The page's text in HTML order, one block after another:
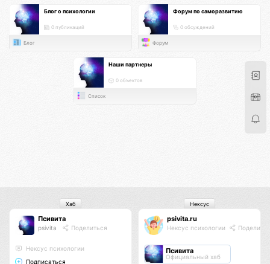
Блог о психологии
0 публикаций
Блог
Форум по саморазвитию
0 обсуждений
Форум
Наши партнеры
0 объектов
Список
Псивита
psivita Поделиться
Нексус психологии
Подписаться
Хаб
psivita.ru
Нексус психологии
Псивита
Официальный хаб
Нексус